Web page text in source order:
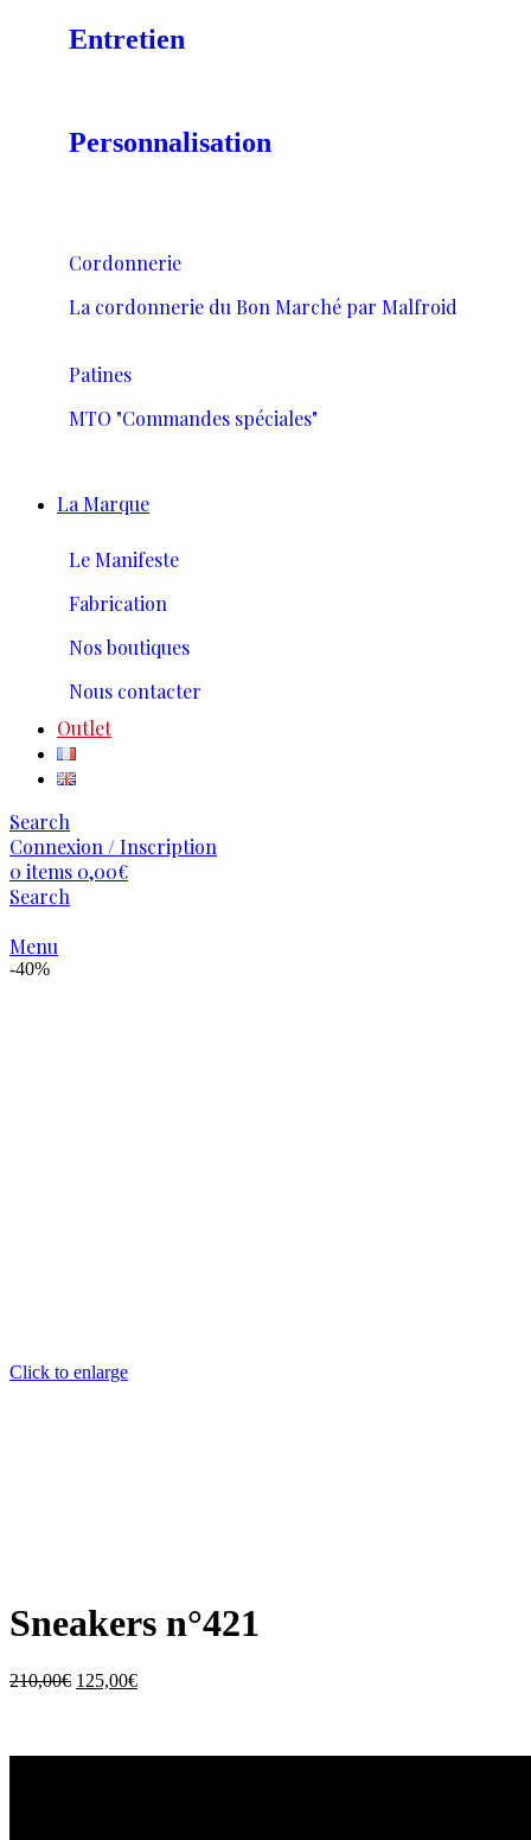
Entretien
Personnalisation
Cordonnerie
La cordonnerie du Bon Marché par Malfroid
Patines
MTO "Commandes spéciales"
La Marque
Le Manifeste
Fabrication
Nos boutiques
Nous contacter
Outlet
Search
Connexion / Inscription
0 items 0,00€
Search
Menu
-40%
Click to enlarge
Sneakers n°421
210,00€ 125,00€